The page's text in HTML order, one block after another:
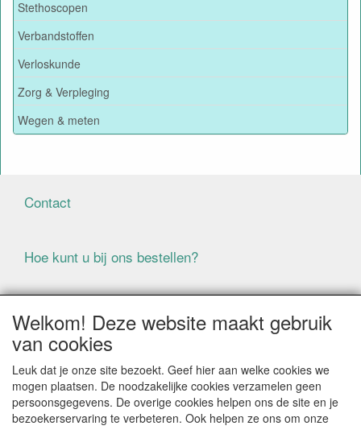
Stethoscopen
Verbandstoffen
Verloskunde
Zorg & Verpleging
Wegen & meten
Contact
Hoe kunt u bij ons bestellen?
Voorwaarden
BIJ BESTELLINGEN ONDER DE € 125,00 EXCLUSIEF BTW
BRENGEN WIJ IN NEDERLAND € 5,87 VERZENDKOSTEN
IN REKENING (BELGIË € 9,09). VERZENDKOSTEN
WORDEN VERWIJDERD BIJ BESTELLING BOVEN DE €
Welkom! Deze website maakt gebruik
van cookies
Leuk dat je onze site bezoekt. Geef hier aan welke cookies we
mogen plaatsen. De noodzakelijke cookies verzamelen geen
persoonsgegevens. De overige cookies helpen ons de site en je
bezoekerservaring te verbeteren. Ook helpen ze ons om onze